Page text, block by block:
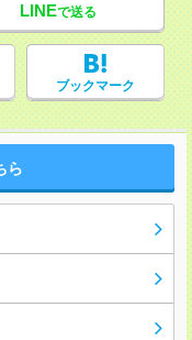
LINEで送る
ブックマーク
ら